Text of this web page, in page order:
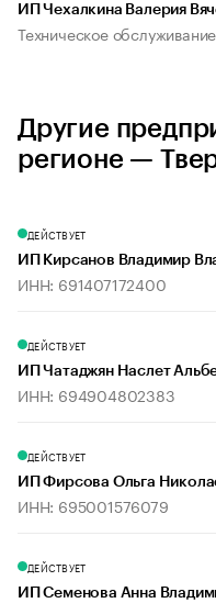
ИП Чехалкина Валерия
Техническое
Другие
регионе —
ДЕЙСТВУЕТ
ИП Кирсанов Владимир
ИНН: 691407172400
ДЕЙСТВУЕТ
ИП Чатаджян Наслет
ИНН: 694904802383
ДЕЙСТВУЕТ
ИП Фирсова Ольга
ИНН: 695001576079
ДЕЙСТВУЕТ
ИП Семенова Анна